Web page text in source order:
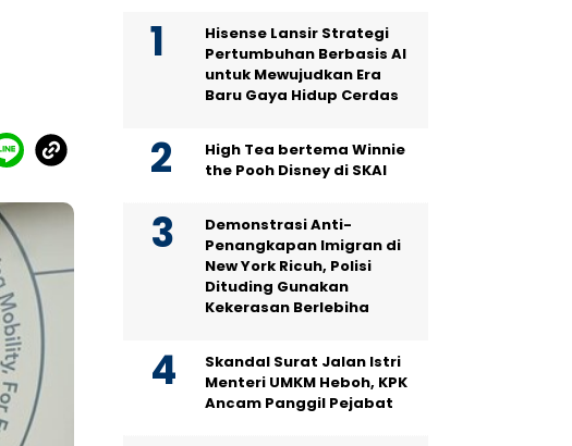
Hisense Lansir Strategi
Pertumbuhan Berbasis AI
untuk Mewujudkan Era
Baru Gaya Hidup Cerdas
High Tea bertema Winnie
the Pooh Disney di SKAI
Demonstrasi Anti-
Penangkapan Imigran di
New York Ricuh, Polisi
Dituding Gunakan
Kekerasan Berlebiha
Skandal Surat Jalan Istri
Menteri UMKM Heboh, KPK
Ancam Panggil Pejabat